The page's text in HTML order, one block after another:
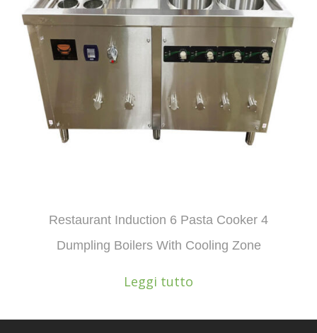
Restaurant Induction 6 Pasta Cooker 4
Dumpling Boilers With Cooling Zone
Leggi tutto